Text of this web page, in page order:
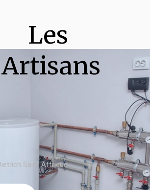
Les
Artisans
Saint Affrique